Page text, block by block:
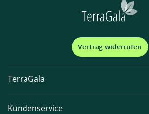
Vertrag widerrufen
TerraGala
Kundenservice